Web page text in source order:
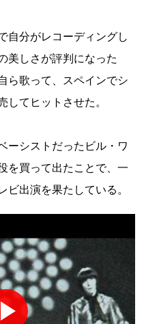
自分がレコーディングし
美しさが評判になった
ら歌って、スペインでシ
してヒットさせた。
ーシストだったビル・ワ
を買って出たことで、一
ビ出演を果たしている。